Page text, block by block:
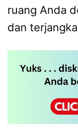
ruang Anda
dan